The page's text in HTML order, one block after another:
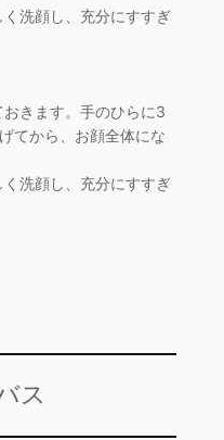
洗顔し、充分にすすぎ
きます。手のひらに3
てから、お顔全体にな
洗顔し、充分にすすぎ
ス